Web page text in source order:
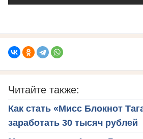
Читайте также:
Как стать «Мисс Блокнот
заработать 30 тысяч рублей